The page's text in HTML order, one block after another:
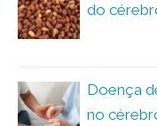
do
Doença
no